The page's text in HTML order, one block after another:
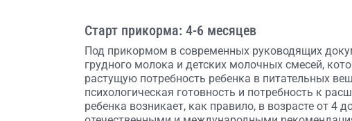
Старт прикорма: 4-6 месяцев
Под прикормом в современных руководящих
грудного молока и детских молочных смесей,
растущую потребность ребенка в питательных
психологическая готовность и потребность к
ребенка возникает, как правило, в возрасте от 4